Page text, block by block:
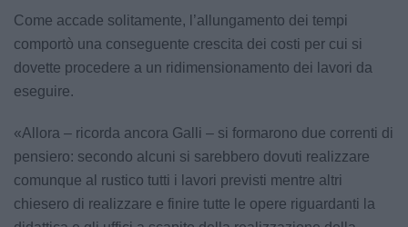
Come accade solitamente, l’allungamento dei tempi
comportò una conseguente crescita dei costi per cui si
dovette procedere a un ridimensionamento dei lavori da
eseguire.
«Allora – ricorda ancora Galli – si formarono due correnti di
pensiero: secondo alcuni si sarebbero dovuti realizzare
comunque al rustico tutti i lavori previsti mentre altri
chiesero di realizzare e finire tutte le opere riguardanti la